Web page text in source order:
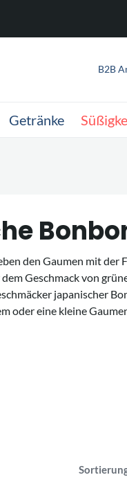
B2B
Getränke
den Gaumen mit der
Geschmack von
japanischer
oder eine kleine